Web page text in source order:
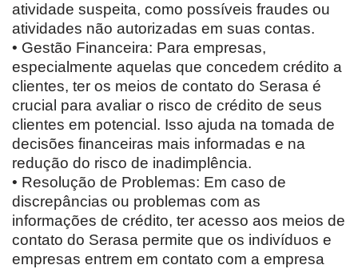
atividade suspeita, como possíveis fraudes ou
atividades não autorizadas em suas contas.
• Gestão Financeira: Para empresas,
especialmente aquelas que concedem crédito a
clientes, ter os meios de contato do Serasa é
crucial para avaliar o risco de crédito de seus
clientes em potencial. Isso ajuda na tomada de
decisões financeiras mais informadas e na
redução do risco de inadimplência.
• Resolução de Problemas: Em caso de
discrepâncias ou problemas com as
informações de crédito, ter acesso aos meios de
contato do Serasa permite que os indivíduos e
empresas entrem em contato com a empresa